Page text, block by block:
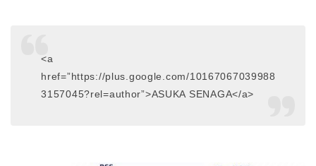
<a
href=”https://plus.google.com/10167067039988
3157045?rel=author”>ASUKA SENAGA</a>